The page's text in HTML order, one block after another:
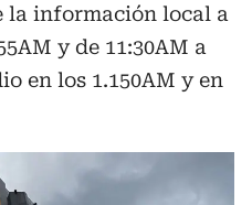
la información local a
y de 11:30AM a
en los 1.150AM y en